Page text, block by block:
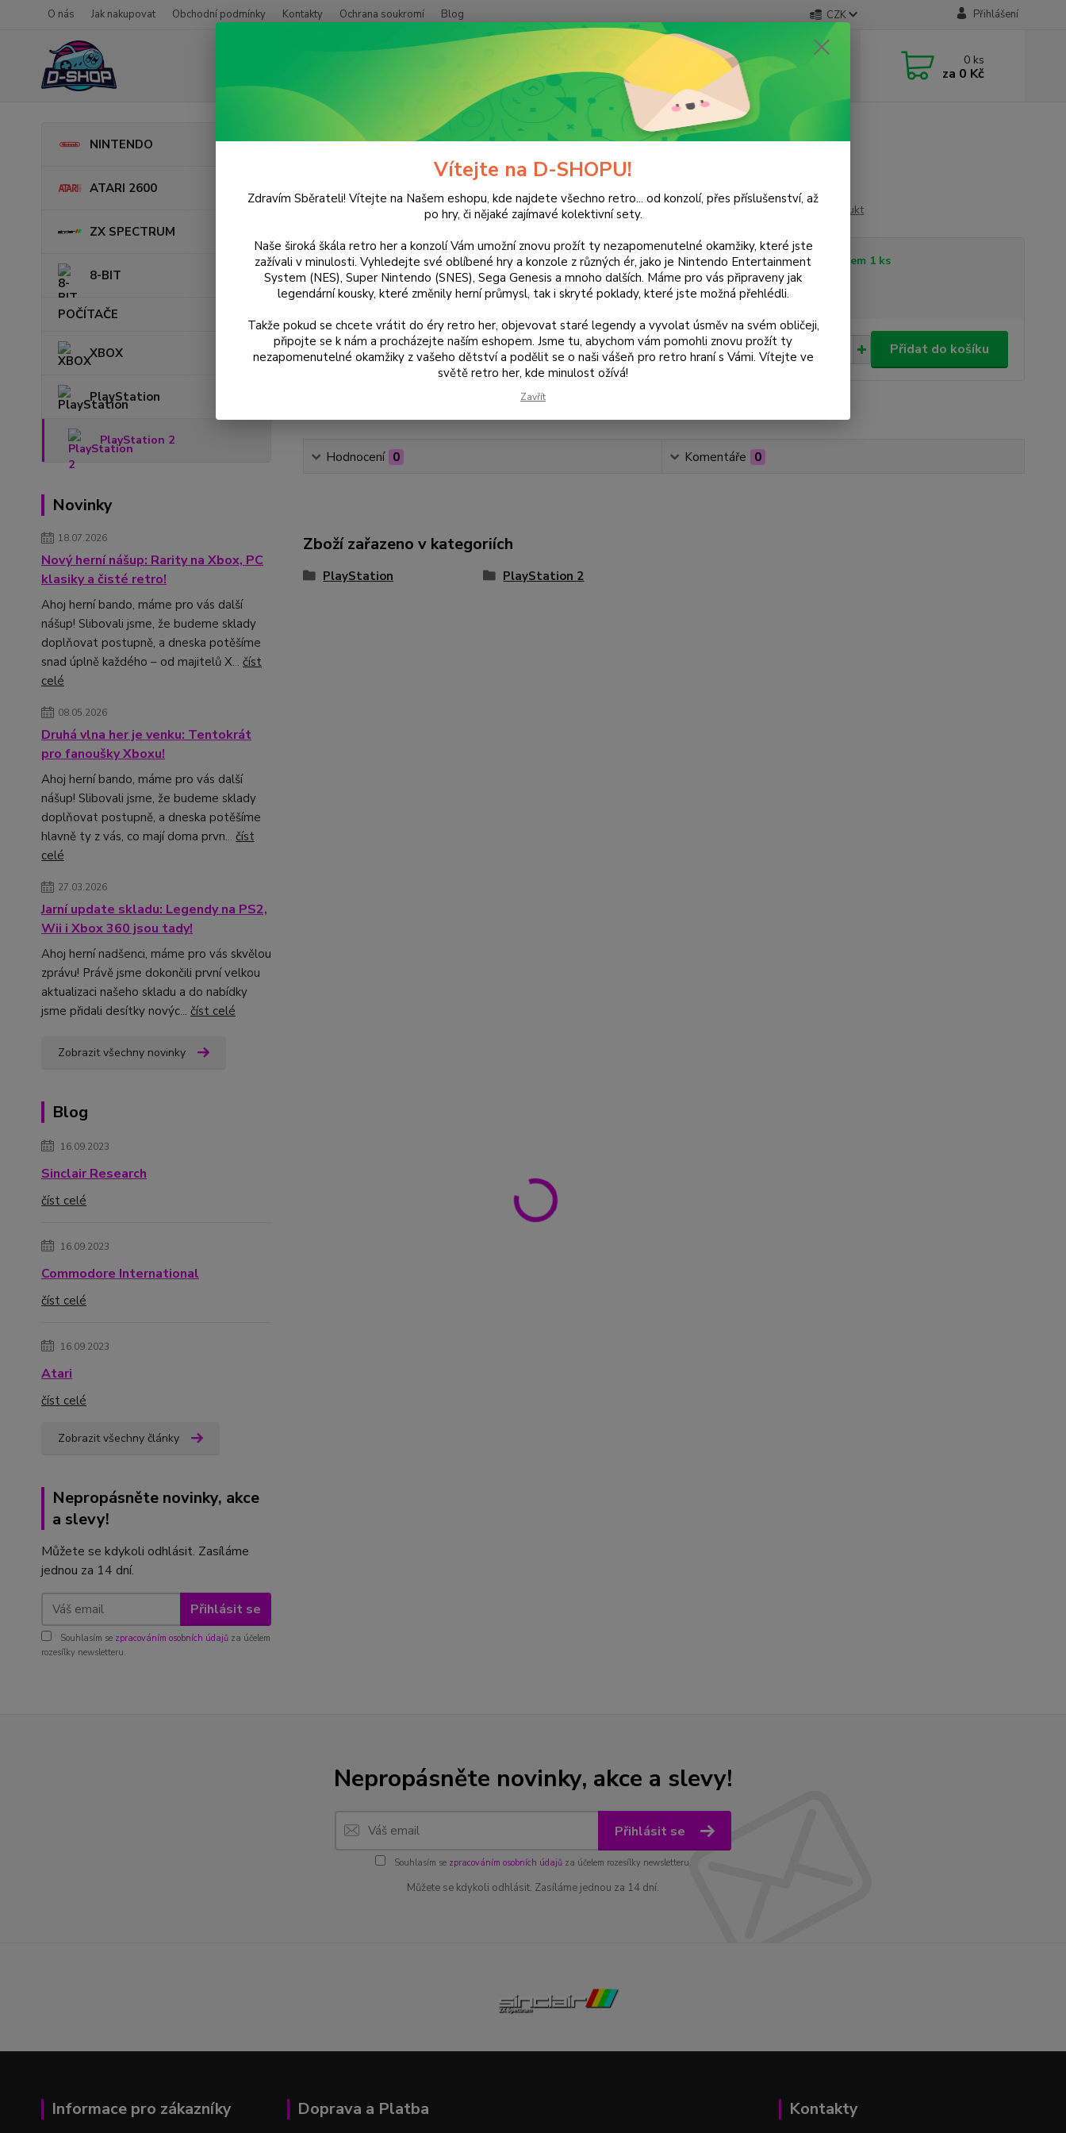
O nás Jak nakupovat Obchodní podmínky Kontakty Ochrana soukromí Blog CZK Přihlášení
Nevíte si rady? Zavolejte.
+420 733 751 266
(Po-Pá, 15:00-20:00 hod.)
0 ks
za 0 Kč
NINTENDO
ATARI 2600
ZX SPECTRUM
8-BIT
POČÍTAČE
XBOX
PlayStation
PlayStation 2
Novinky
18.07.2026
Nový herní nášup: Rarity na Xbox, PC
klasiky a čisté retro!
Ahoj herní bando, máme pro vás další
nášup! Slibovali jsme, že budeme sklady
doplňovat postupně, a dneska potěšíme
snad úplně každého – od majitelů X... číst
celé
08.05.2026
Druhá vlna her je venku: Tentokrát
pro fanoušky Xboxu!
Ahoj herní bando, máme pro vás další
nášup! Slibovali jsme, že budeme sklady
doplňovat postupně, a dneska potěšíme
hlavně ty z vás, co mají doma prvn... číst
celé
27.03.2026
Jarní update skladu: Legendy na PS2,
Wii i Xbox 360 jsou tady!
Ahoj herní nadšenci, máme pro vás skvělou
zprávu! Právě jsme dokončili první velkou
aktualizaci našeho skladu a do nabídky
jsme přidali desítky novýc... číst celé
Zobrazit všechny novinky
Blog
16.09.2023
Sinclair Research
číst celé
16.09.2023
Commodore International
číst celé
16.09.2023
Atari
číst celé
Zobrazit všechny články
Nepropásněte novinky, akce
a slevy!
Můžete se kdykoli odhlásit. Zasíláme
jednou za 14 dní.
Přihlásit se
Souhlasím se zpracováním osobních údajů za účelem
rozesílky newsletteru.
PlayStation PlayStation 2 Scooby Doo!: Unmasked
Scooby Doo!: Unmasked
Ohodnotit produkt
Dostupnost Skladem 1 ks
Nejsme plátci DPH
480 Kč/ks Přidat do košíku
Hodnocení 0 Komentáře 0
Zboží zařazeno v kategoriích
PlayStation PlayStation 2
Nepropásněte novinky, akce a slevy!
Přihlásit se
Souhlasím se zpracováním osobních údajůza účelem rozesílky newsletteru.
Můžete se kdykoli odhlásit. Zasíláme jednou za 14 dní.
Informace pro zákazníky Doprava a Platba Kontakty
Vítejte na D-SHOPU!
Zdravím Sběrateli! Vítejte na Našem eshopu, kde najdete všechno retro... od konzolí, přes příslušenství, až
po hry, či nějaké zajímavé kolektivní sety.
Naše široká škála retro her a konzolí Vám umožní znovu prožít ty nezapomenutelné okamžiky, které jste
zažívali v minulosti. Vyhledejte své oblíbené hry a konzole z různých ér, jako je Nintendo Entertainment
System (NES), Super Nintendo (SNES), Sega Genesis a mnoho dalších. Máme pro vás připraveny jak
legendární kousky, které změnily herní průmysl, tak i skryté poklady, které jste možná přehlédli.
Takže pokud se chcete vrátit do éry retro her, objevovat staré legendy a vyvolat úsměv na svém obličeji,
připojte se k nám a procházejte naším eshopem. Jsme tu, abychom vám pomohli znovu prožít ty
nezapomenutelné okamžiky z vašeho dětství a podělit se o naši vášeň pro retro hraní s Vámi. Vítejte ve
světě retro her, kde minulost ožívá!
Zavřít